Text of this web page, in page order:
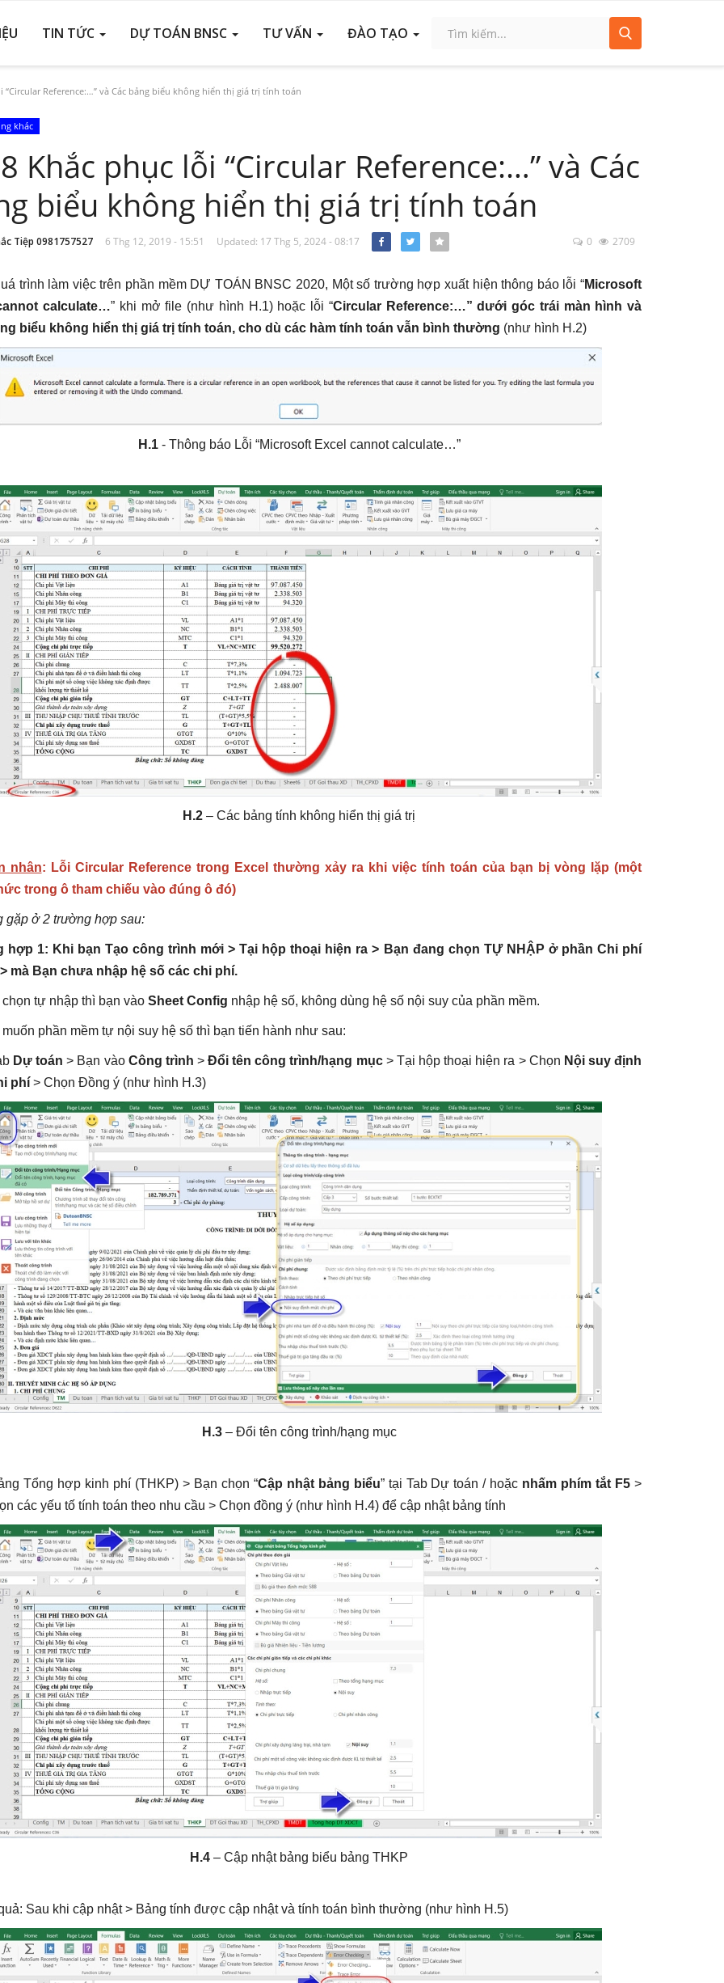
TIN TỨC DỰ TOÁN BNSC TƯ VẤN ĐÀO TẠO
“Circular Reference:…” và Các bảng biểu không hiển thị giá trị tính toán
khác
Khắc phục lỗi “Circular Reference:…” và Các
biểu không hiển thị giá trị tính toán
Tiệp 0981757527 6 Thg 12, 2019 - 15:51
Updated: 17 Thg 5, 2024 - 08:17
0 2709
trình làm việc trên phần mềm DỰ TOÁN BNSC 2020, Một số trường hợp xuất hiện thông báo lỗi “Microsoft
calculate…” khi mở file (như hình H.1) hoặc lỗi “Circular Reference:…” dưới góc trái màn hình và
biểu không hiển thị giá trị tính toán, cho dù các hàm tính toán vẫn bình thường (như hình H.2)
H.1- Thông báo Lỗi “Microsoft Excel cannot calculate…”
H.2 – Các bảng tính không hiển thị giá trị
nhân: Lỗi Circular Reference trong Excel thường xảy ra khi việc tính toán của bạn bị vòng lặp (một
trong ô tham chiếu vào đúng ô đó)
gặp ở 2 trường hợp sau:
hợp 1: Khi bạn Tạo công trình mới > Tại hộp thoại hiện ra > Bạn đang chọn TỰ NHẬP ở phần Chi phí
mà Bạn chưa nhập hệ số các chi phí.
chọn tự nhập thì bạn vào Sheet Config nhập hệ số, không dùng hệ số nội suy của phần mềm.
phần mềm tự nội suy hệ số thì bạn tiến hành như sau:
Dự toán > Bạn vào Công trình >Đổi tên công trình/hạng mục> Tại hộp thoại hiện ra > Chọn Nội suy định
phí> Chọn Đồng ý (như hình H.3)
H.3– Đổi tên công trình/hạng mục
Tổng hợp kinh phí (THKP) > Bạn chọn “Cập nhật bảng biểu” tại Tab Dự toán / hoặc nhấm phím tắt F5 >
các yếu tố tính toán theo nhu cầu > Chọn đồng ý (như hình H.4) để cập nhật bảng tính
H.4 – Cập nhật bảng biểu bảng THKP
Sau khi cập nhật > Bảng tính được cập nhật và tính toán bình thường (như hình H.5)